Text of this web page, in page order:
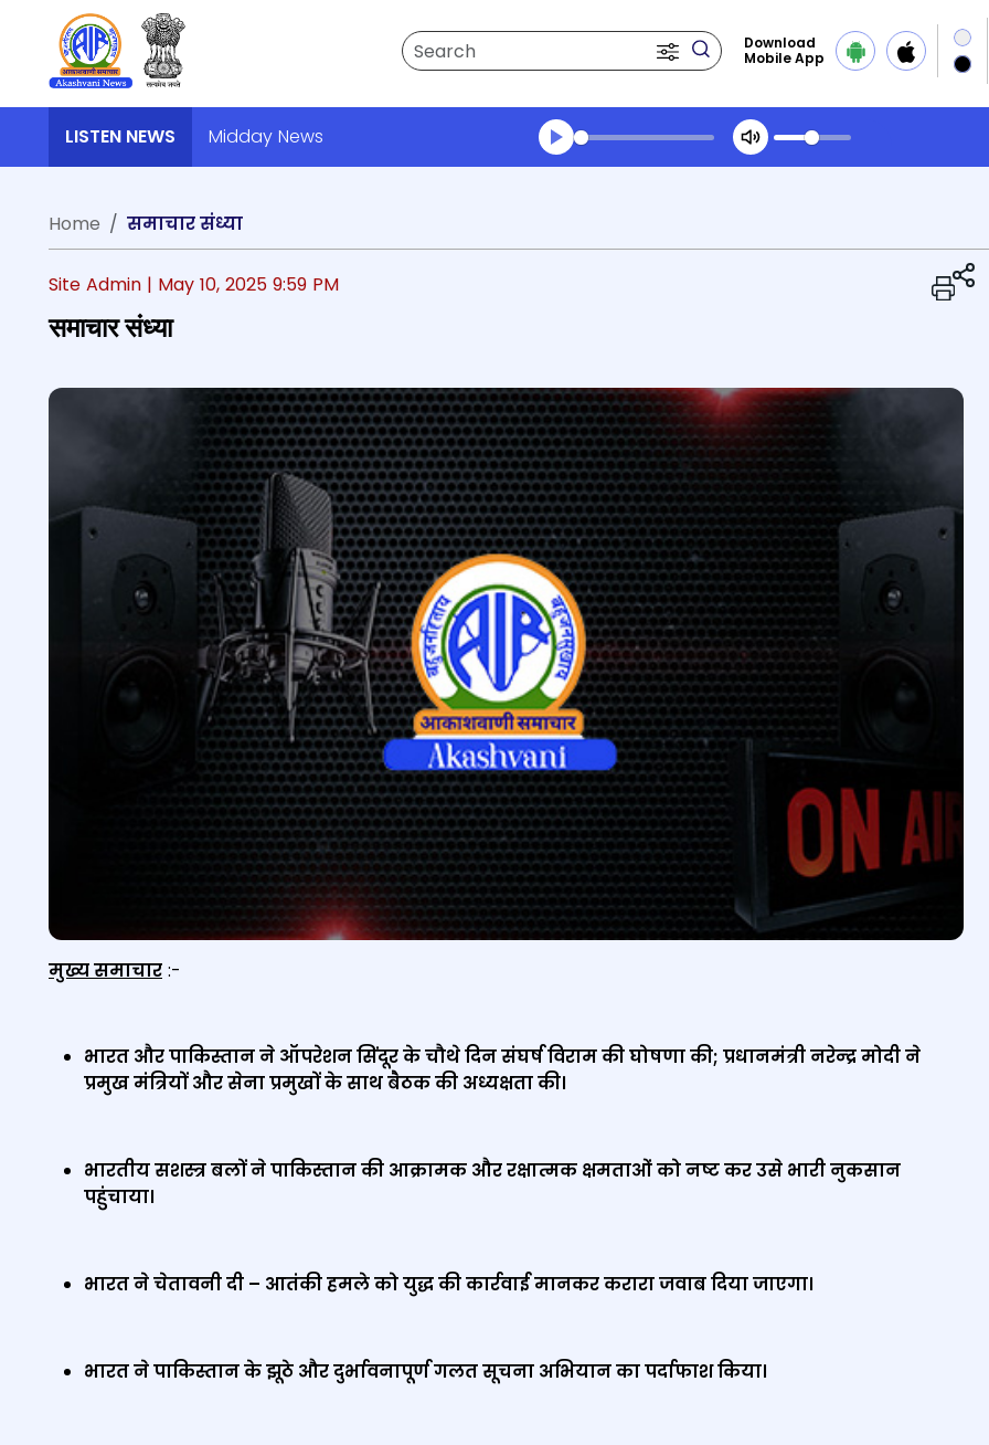
Search
Download
Mobile App
LISTEN NEWS
Midday News
Transcript summary
Home
समाचार संध्या
Site Admin | May 10, 2025 9:59 PM
समाचार संध्या
मुख्य समाचार :-
भारत और पाकिस्तान ने ऑपरेशन सिंदूर के चौथे दिन संघर्ष विराम की घोषणा की; प्रधानमंत्री नरेन्‍द्र मोदी ने
प्रमुख मंत्रियों और सेना प्रमुखों के साथ बैठक की अध्यक्षता की।
भारतीय सशस्‍त्र बलों ने पाकिस्‍तान की आक्रामक और रक्षात्मक क्षमताओं को नष्ट कर उसे भारी नुकसान
पहुंचाया।
भारत ने चेतावनी दी – आतंकी हमले को युद्ध की कार्रवाई मानकर करारा जवाब दिया जाएगा।
भारत ने पाकिस्तान के झूठे और दुर्भावनापूर्ण गलत सूचना अभियान का पर्दाफाश किया।